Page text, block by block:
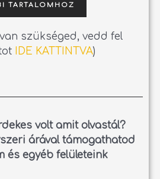
TARTALOMHOZ
szükséged, vedd fel
IDE KATTINTVA)
volt amit olvastál?
árával támogathatod
és egyéb felületeink